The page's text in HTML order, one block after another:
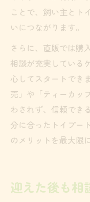
ことで、飼い主とト
いにつながります。
さらに、直販では購
相談が充実している
心してスタートでき
売」や「ティーカッ
わされず、信頼でき
分に合ったトイプー
のメリットを最大限
迎えた後も相